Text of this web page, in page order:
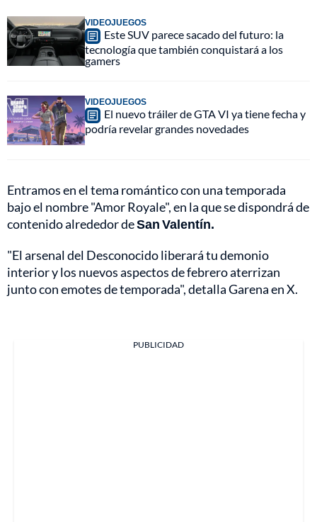
VIDEOJUEGOS
Este SUV parece sacado del futuro: la
tecnología que también conquistará a los
gamers
VIDEOJUEGOS
El nuevo tráiler de GTA VI ya tiene fecha y
podría revelar grandes novedades
Entramos en el tema romántico con una temporada
bajo el nombre "Amor Royale", en la que se dispondrá de
contenido alrededor deSan Valentín.
"El arsenal del Desconocido liberará tu demonio
interior y los nuevos aspectos de febrero aterrizan
junto con emotes de temporada", detalla Garena en X.
PUBLICIDAD